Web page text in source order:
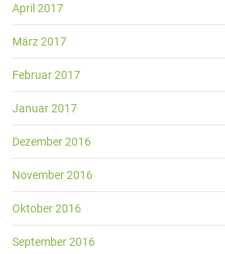
April 2017
März 2017
Februar 2017
Januar 2017
Dezember 2016
November 2016
Oktober 2016
September 2016